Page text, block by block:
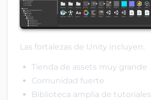
Las fortalezas de Unity incluyen:
Tienda de assets muy grande
Comunidad fuerte
Biblioteca amplia de tutoriales